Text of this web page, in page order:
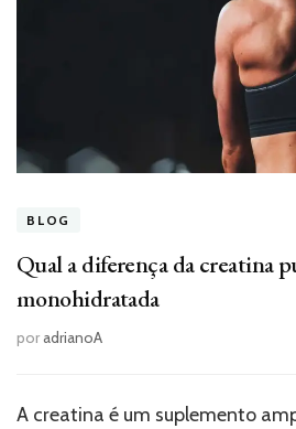
BLOG
Qual a diferença da creatina
monohidratada
poradrianoA
A creatina é um suplemento